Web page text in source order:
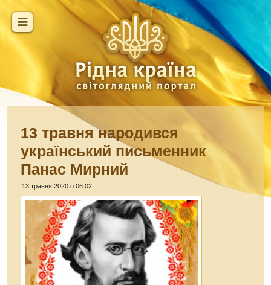
13 травня народився
український письменник
Панас Мирний
13 травня 2020 о 06:02